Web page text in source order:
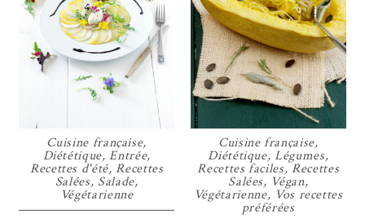
Cuisine française,
Diététique,Entrée,
Recettes d'été,Recettes
Salées, Salade,
Végétarienne
Cuisine française,
Diététique,Légumes,
Recettes faciles,Recettes
Salées, Végan,
Végétarienne, Vos recettes
préférées